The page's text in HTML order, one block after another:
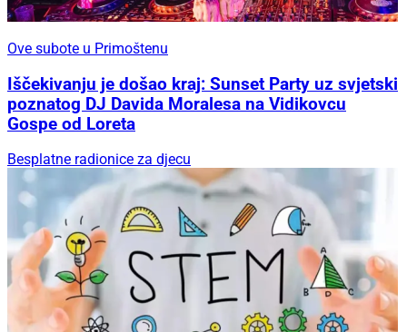
Ove subote u Primoštenu
Iščekivanju je došao kraj: Sunset Party uz svjetski
poznatog DJ Davida Moralesa na Vidikovcu
Gospe od Loreta
Besplatne radionice za djecu